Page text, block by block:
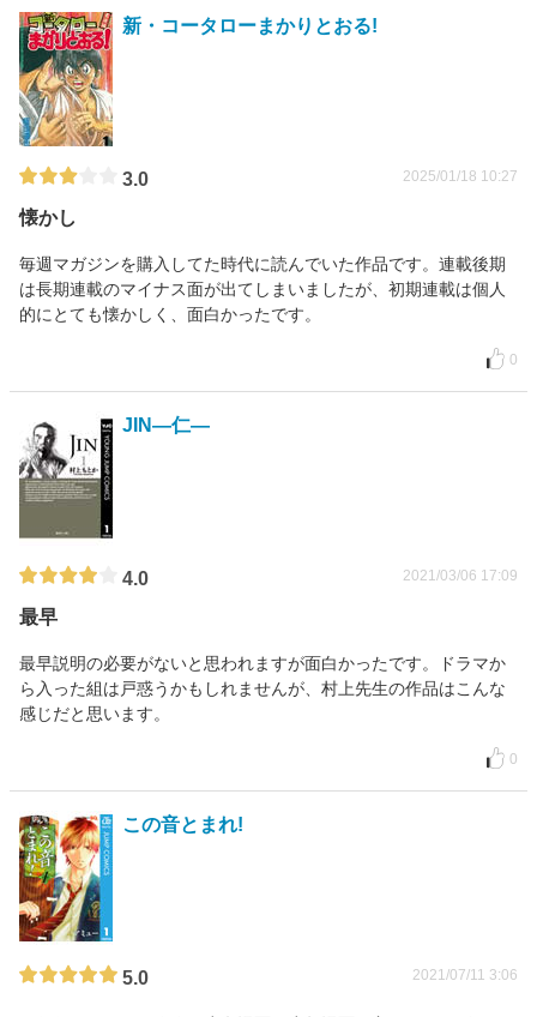
新・コータローまかりとおる!
3.0 2025/01/18 10:27
懐かし
毎週マガジンを購入してた時代に読んでいた作品です。連載後期
は長期連載のマイナス面が出てしまいましたが、初期連載は個人
的にとても懐かしく、面白かったです。
0
JIN―仁―
4.0 2021/03/06 17:09
最早
最早説明の必要がないと思われますが面白かったです。ドラマか
ら入った組は戸惑うかもしれませんが、村上先生の作品はこんな
感じだと思います。
0
この音とまれ!
5.0 2021/07/11 3:06